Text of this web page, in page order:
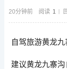
20分钟前 阅读 1
自驾旅游黄龙
建议黄龙九寨